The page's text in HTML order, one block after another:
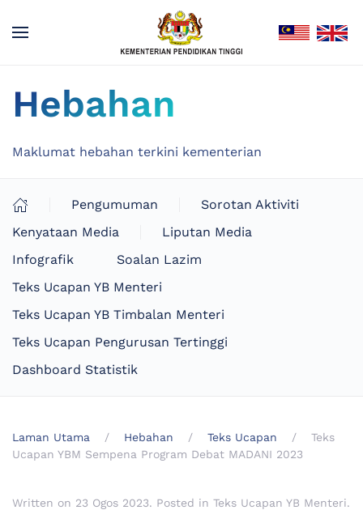
Hebahan
Maklumat hebahan terkini kementerian
Pengumuman
Sorotan Aktiviti
Kenyataan Media
Liputan Media
Infografik
Soalan Lazim
Teks Ucapan YB Menteri
Teks Ucapan YB Timbalan Menteri
Teks Ucapan Pengurusan Tertinggi
Dashboard Statistik
Laman Utama Hebahan Teks Ucapan
Teks
Ucapan YBM Sempena Program Debat MADANI 2023
Written on 23 Ogos 2023. Posted in Teks Ucapan YB Menteri.